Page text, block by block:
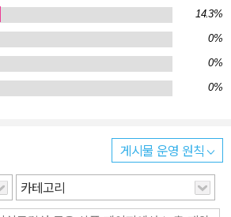
14.3%
0%
0%
0%
게시물 운영 원칙
카테고리